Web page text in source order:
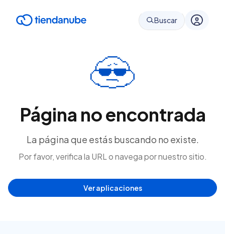
Buscar
Página no encontrada
La página que estás buscando no existe.
Por favor, verifica la URL o navega por nuestro sitio.
Ver aplicaciones